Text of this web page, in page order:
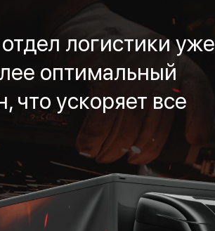
логистики уже
оптимальный
что ускоряет все